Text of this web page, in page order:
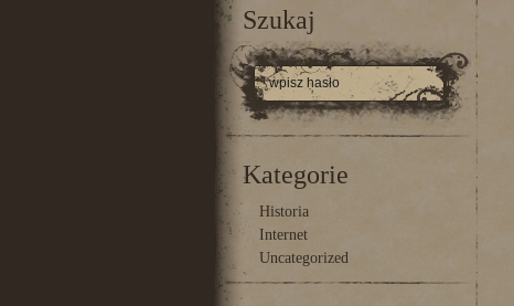
Szukaj
Kategorie
Historia
Internet
Uncategorized